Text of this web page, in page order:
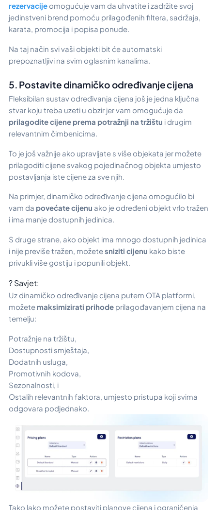
rezervacije omogućuje vam da uhvatite i zadržite svoj
jedinstveni brend pomoću prilagođenih filtera, sadržaja,
karata, promocija i popisa ponude.
Na taj način svi vaši objekti bit će automatski
prepoznatljivi na svim oglasnim kanalima.
5. Postavite dinamičko određivanje cijena
Fleksibilan sustav određivanja cijena još je jedna ključna
stvar koju treba uzeti u obzir jer vam omogućuje da
prilagodite cijene prema potražnji na tržištu i drugim
relevantnim čimbenicima.
To je još važnije ako upravljate s više objekata jer možete
prilagoditi cijene svakog pojedinačnog objekta umjesto
postavljanja iste cijene za sve njih.
Na primjer, dinamičko određivanje cijena omogućilo bi
vam da povećate cijenu ako je određeni objekt vrlo tražen
i ima manje dostupnih jedinica.
S druge strane, ako objekt ima mnogo dostupnih jedinica
i nije previše tražen, možetesniziti cijenu kako biste
privukli više gostiju i popunili objekt.
? Savjet:
Uz dinamičko određivanje cijena putem OTA platformi,
možete maksimizirati prihode prilagođavanjem cijena na
temelju:
Potražnje na tržištu,
Dostupnosti smještaja,
Dodatnih usluga,
Promotivnih kodova,
Sezonalnosti, i
Ostalih relevantnih faktora, umjesto pristupa koji svima
odgovara podjednako.
Tako lako možete postaviti planove cijena i ograničenja